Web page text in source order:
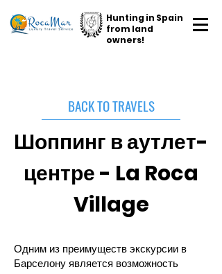
Hunting in Spain
from land
owners!
BACK TO TRAVELS
Шоппинг в аутлет-
центре - La Roca
Village
Одним из преимуществ экскурсии в
Барселону является возможность